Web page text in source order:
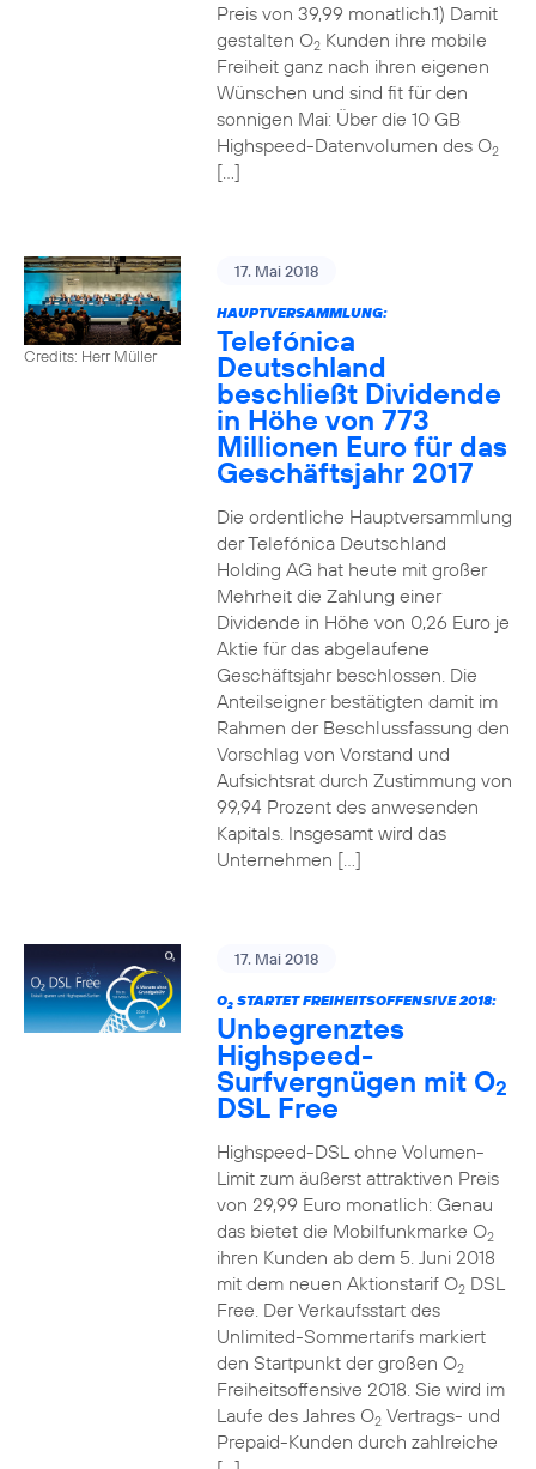
Preis von 39,99 monatlich.1) Damit
gestalten O2Kunden ihre mobile
Freiheit ganz nach ihren eigenen
Wünschen und sind fit für den
sonnigen Mai: Über die 10 GB
Highspeed-Datenvolumen des O2
[…]
Credits: Herr Müller
17. Mai 2018
HAUPTVERSAMMLUNG:
Telefónica
Deutschland
beschließt Dividende
in Höhe von 773
Millionen Euro für das
Geschäftsjahr 2017
Die ordentliche Hauptversammlung
der Telefónica Deutschland
Holding AG hat heute mit großer
Mehrheit die Zahlung einer
Dividende in Höhe von 0,26 Euro je
Aktie für das abgelaufene
Geschäftsjahr beschlossen. Die
Anteilseigner bestätigten damit im
Rahmen der Beschlussfassung den
Vorschlag von Vorstand und
Aufsichtsrat durch Zustimmung von
99,94 Prozent des anwesenden
Kapitals. Insgesamt wird das
Unternehmen […]
17. Mai 2018
O2STARTET FREIHEITSOFFENSIVE 2018:
Unbegrenztes
Highspeed-
Surfvergnügen mit O2
DSL Free
Highspeed-DSL ohne Volumen-
Limit zum äußerst attraktiven Preis
von 29,99 Euro monatlich: Genau
das bietet die Mobilfunkmarke O2
ihren Kunden ab dem 5. Juni 2018
mit dem neuen Aktionstarif O2DSL
Free. Der Verkaufsstart des
Unlimited-Sommertarifs markiert
den Startpunkt der großen O2
Freiheitsoffensive 2018. Sie wird im
Laufe des Jahres O2Vertrags- und
Prepaid-Kunden durch zahlreiche